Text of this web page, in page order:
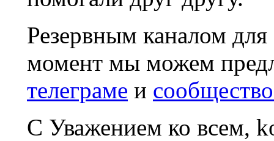
Резервным каналом
момент мы можем
телеграме и
С Уважением ко всем,